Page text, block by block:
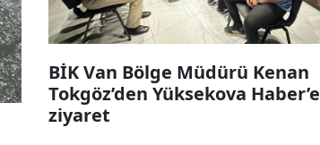
BİK Van Bölge Müdürü Kenan
Tokgöz’den Yüksekova Haber’e
ziyaret